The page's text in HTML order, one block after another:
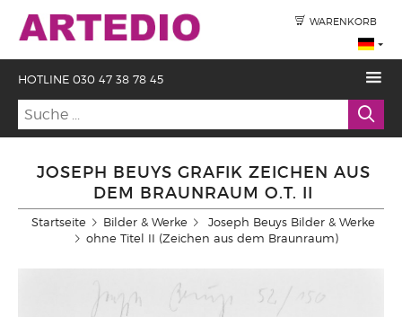
WARENKORB
HOTLINE 030 47 38 78 45
JOSEPH BEUYS GRAFIK ZEICHEN AUS
DEM BRAUNRAUM O.T. II
Startseite Bilder & Werke
Joseph Beuys Bilder & Werke
ohne Titel II (Zeichen aus dem Braunraum)